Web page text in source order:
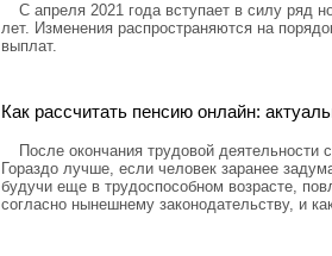
С апреля 2021 года вступает в силу ряд
лет. Изменения распространяются на
выплат.
Как рассчитать пенсию онлайн:
После окончания трудовой деятельности
Гораздо лучше, если человек заранее
будучи еще в трудоспособном возрасте,
согласно нынешнему законодательству, и